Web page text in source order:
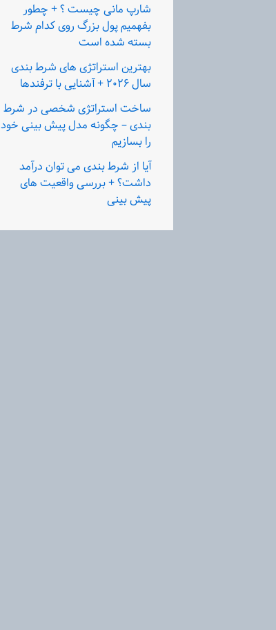
شارپ مانی چیست ؟ + چطور
بفهمیم پول بزرگ روی کدام شرط
بسته شده است
بهترین استراتژی های شرط بندی
سال ۲۰۲۶ + آشنایی با ترفندها
ساخت استراتژی شخصی در شرط
بندی – چگونه مدل پیش بینی خود
را بسازیم
آیا از شرط بندی می‌ توان درآمد
داشت؟ + بررسی واقعیت های
پیش بینی